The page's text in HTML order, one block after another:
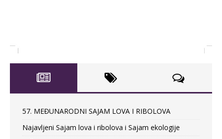
57. MEĐUNARODNI SAJAM LOVA I RIBOLOVA
Najavljeni Sajam lova i ribolova i Sajam ekologije